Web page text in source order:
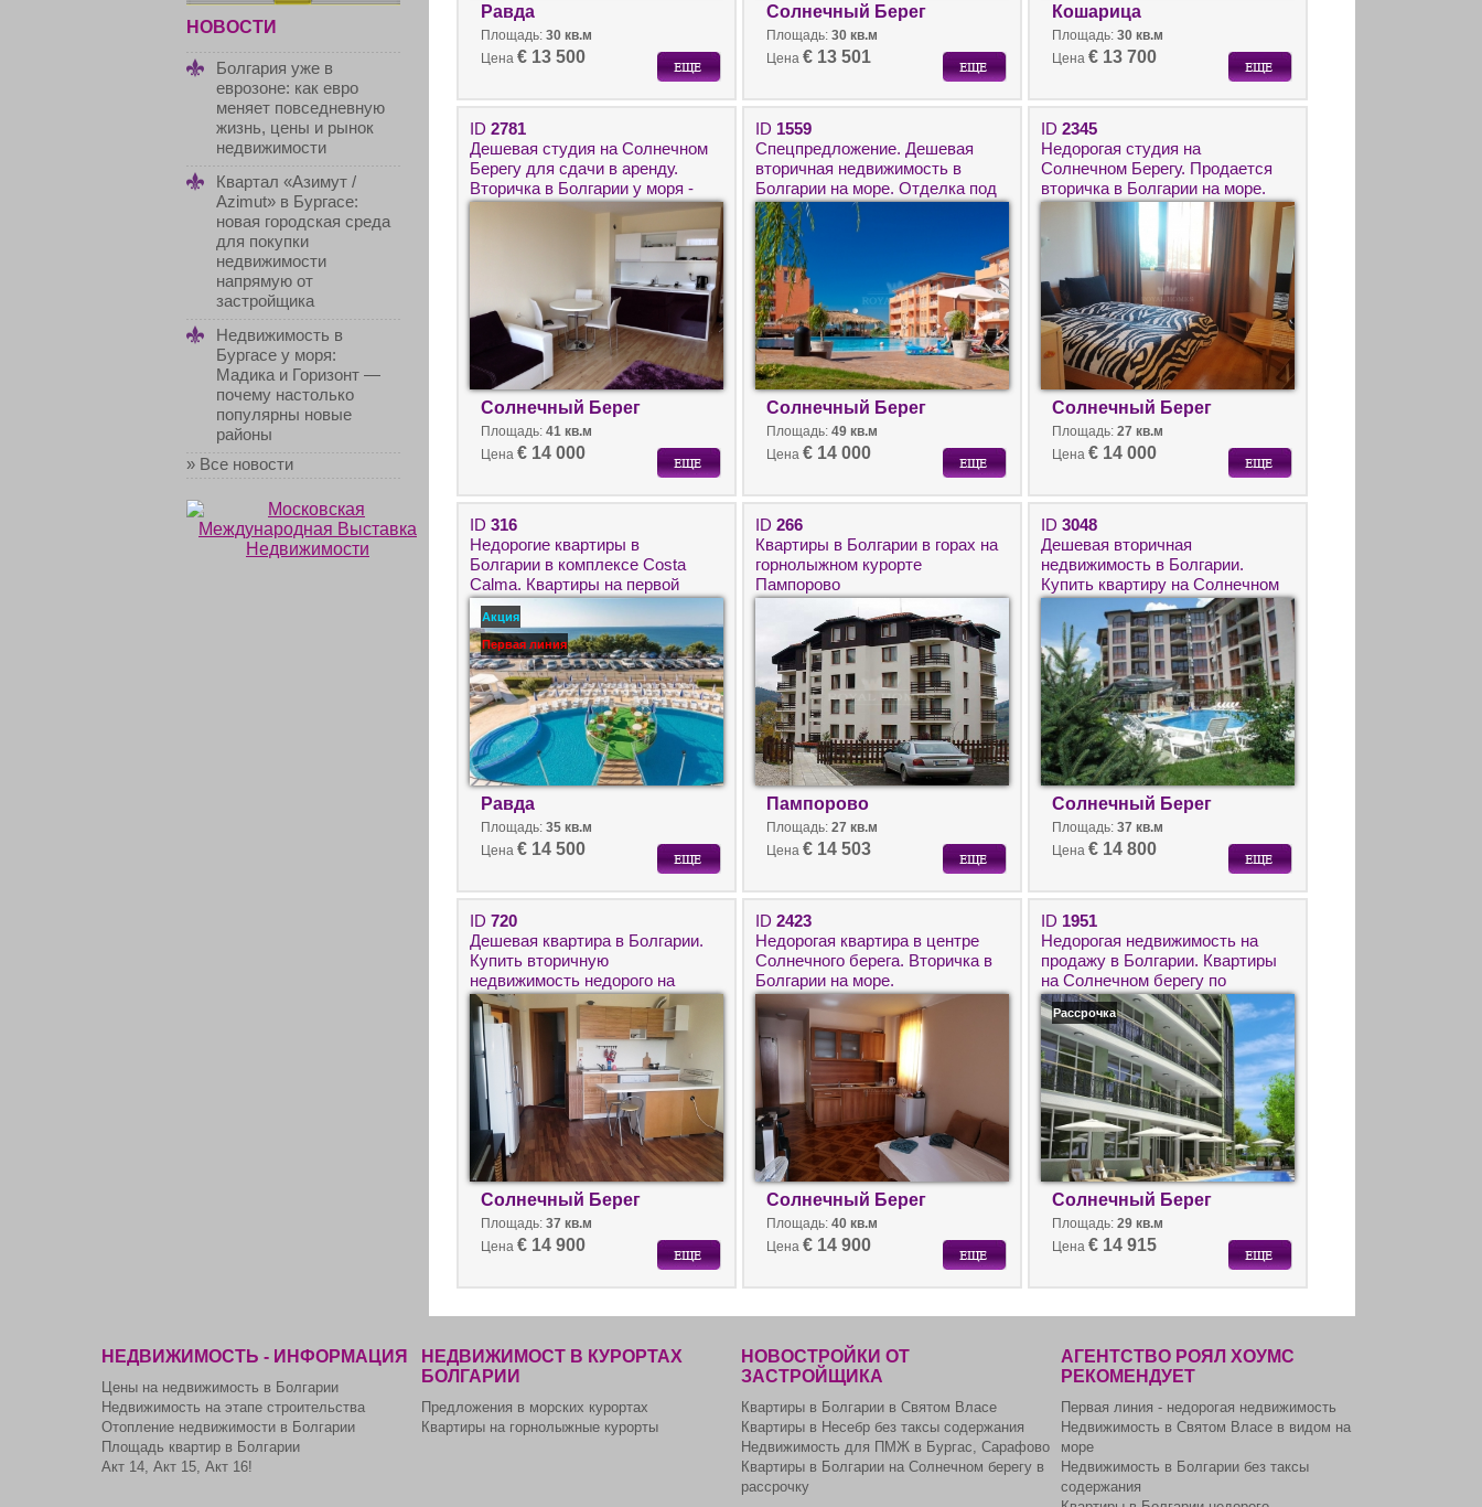
НОВОСТИ
Болгария уже в
еврозоне: как евро
меняет повседневную
жизнь, цены и рынок
недвижимости
Квартал «Азимут /
Azimut» в Бургасе:
новая городская среда
для покупки
недвижимости
напрямую от
застройщика
Недвижимость в
Бургасе у моря:
Мадика и Горизонт —
почему настолько
популярны новые
районы
» Все новости
Равда
Площадь: 30 кв.м
Цена € 13 500
Солнечный Берег
Площадь: 30 кв.м
Цена € 13 501
Кошарица
Площадь: 30 кв.м
Цена € 13 700
ID 2781
Дешевая студия на Солнечном
Берегу для сдачи в аренду.
Вторичка в Болгарии у моря -
комплекс Амадеус 19.
Солнечный Берег
Площадь: 41 кв.м
Цена € 14 000
ID 1559
Спецпредложение. Дешевая
вторичная недвижимость в
Болгарии на море. Отделка под
ключ.
Солнечный Берег
Площадь: 49 кв.м
Цена € 14 000
ID 2345
Недорогая студия на
Солнечном Берегу. Продается
вторичка в Болгарии на море.
Солнечный Берег
Площадь: 27 кв.м
Цена € 14 000
ID 316
Недорогие квартиры в
Болгарии в комплексе Costa
Calma. Квартиры на первой
линии в Равда.
Акция
Первая линия
Равда
Площадь: 35 кв.м
Цена € 14 500
ID 266
Квартиры в Болгарии в горах на
горнолыжном курорте
Пампорово
Пампорово
Площадь: 27 кв.м
Цена € 14 503
ID 3048
Дешевая вторичная
недвижимость в Болгарии.
Купить квартиру на Солнечном
Берегу, комплекс Сани Вью
Норд.
Солнечный Берег
Площадь: 37 кв.м
Цена € 14 800
ID 720
Дешевая квартира в Болгарии.
Купить вторичную
недвижимость недорого на
Солнечном берегу.
Солнечный Берег
Площадь: 37 кв.м
Цена € 14 900
ID 2423
Недорогая квартира в центре
Солнечного берега. Вторичка в
Болгарии на море.
Солнечный Берег
Площадь: 40 кв.м
Цена € 14 900
ID 1951
Недорогая недвижимость на
продажу в Болгарии. Квартиры
на Солнечном берегу по
доступным ценам.
Рассрочка
Солнечный Берег
Площадь: 29 кв.м
Цена € 14 915
НЕДВИЖИМОСТЬ - ИНФОРМАЦИЯ
Цены на недвижимость в Болгарии
Недвижимость на этапе строительства
Отопление недвижимости в Болгарии
Площадь квартир в Болгарии
Акт 14, Акт 15, Акт 16!
НЕДВИЖИМОСТ В КУРОРТАХ
БОЛГАРИИ
Предложения в морских курортах
Квартиры на горнолыжные курорты
НОВОСТРОЙКИ ОТ
ЗАСТРОЙЩИКА
Квартиры в Болгарии в Святом Власе
Квартиры в Несебр без таксы содержания
Недвижимость для ПМЖ в Бургас, Сарафово
Квартиры в Болгарии на Солнечном берегу в
рассрочку
АГЕНТСТВО РОЯЛ ХОУМС
РЕКОМЕНДУЕТ
Первая линия - недорогая недвижимость
Недвижимость в Святом Власе в видом на
море
Недвижимость в Болгарии без таксы
содержания